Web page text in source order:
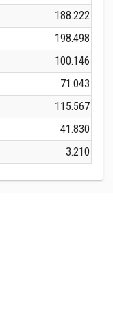
188.222
198.498
100.146
71.043
115.567
41.830
3.210